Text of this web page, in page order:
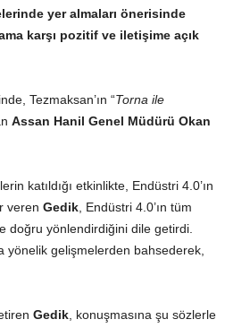
yer almaları önerisinde
karşı pozitif ve iletişime açık
Tezmaksan’ın “Torna ile
Assan Hanil Genel Müdürü Okan
katıldığı etkinlikte, Endüstri 4.0’ın
veren Gedik, Endüstri 4.0’ın tüm
doğru yönlendirdiğini dile getirdi.
yönelik gelişmelerden bahsederek,
Gedik, konuşmasına şu sözlerle